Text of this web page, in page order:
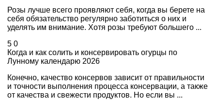
Розы лучше всего проявляют себя, когда вы берете на
себя обязательство регулярно заботиться о них и
уделять им внимание. Хотя розы требуют большего ...
5 0
Когда и как солить и консервировать огурцы по
Лунному календарю 2026
Конечно, качество консервов зависит от правильности
и точности выполнения процесса консервации, а также
от качества и свежести продуктов. Но если вы ...